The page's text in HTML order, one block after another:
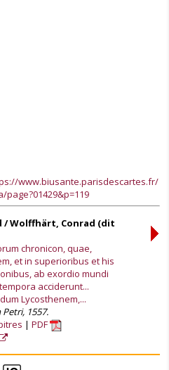
www.biusante.parisdescartes.fr/
page?01429&p=119
/ Wolffhärt, Conrad (dit
chronicon, quae,
et in superioribus et his
ab exordio mundi
acciderunt...
Lycosthenem,...
1557.
PDF